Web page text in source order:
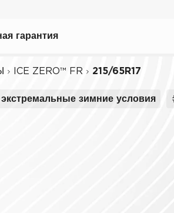
вождению
гарантия
ICE ZERO™ FR 215/65R17
экстремальные зимние условия